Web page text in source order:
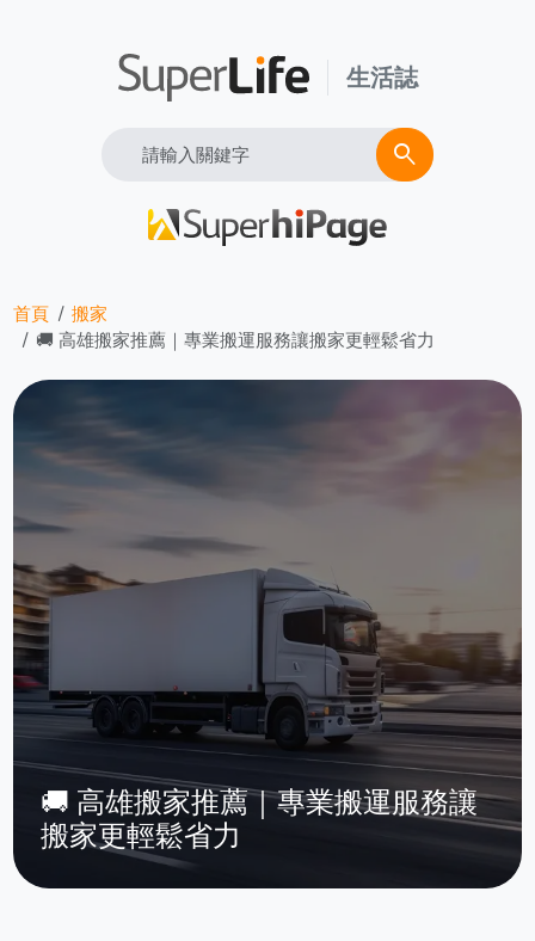
生活誌
Search search
首頁
搬家
🚚 高雄搬家推薦｜專業搬運服務讓搬家更輕鬆省力
🚚 高雄搬家推薦｜專業搬運服務讓
搬家更輕鬆省力